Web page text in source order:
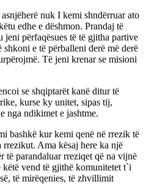
nuk I kemi shndërruar ato
edhe e dëshmon. Prandaj të
përfaqësues të të gjitha partive
e të përballeni derë më derë
Të jeni krenar se misioni
se shqiptarët kanë ditur të
kurse ky unitet, sipas tij,
nga ndikimet e jashtme.
bashkë kur kemi qenë në rrezik të
Ama kësaj here ka një
të parandaluar rreziqet që na vijnë
vend të gjithë komunitetet t`i
të mirëqenies, të zhvillimit